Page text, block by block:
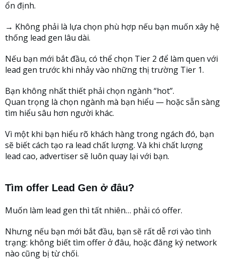
ổn định.
→ Không phải là lựa chọn phù hợp nếu bạn muốn xây hệ
thống lead gen lâu dài.
Nếu bạn mới bắt đầu, có thể chọn Tier 2 để làm quen với
lead gen trước khi nhảy vào những thị trường Tier 1.
Bạn không nhất thiết phải chọn ngành “hot”.
Quan trọng là chọn ngành mà bạn hiểu — hoặc sẵn sàng
tìm hiểu sâu hơn người khác.
Vì một khi bạn hiểu rõ khách hàng trong ngách đó, bạn
sẽ biết cách tạo ra lead chất lượng. Và khi chất lượng
lead cao, advertiser sẽ luôn quay lại với bạn.
Tìm offer Lead Gen ở đâu?
Muốn làm lead gen thì tất nhiên… phải có offer.
Nhưng nếu bạn mới bắt đầu, bạn sẽ rất dễ rơi vào tình
trạng: không biết tìm offer ở đâu, hoặc đăng ký network
nào cũng bị từ chối.